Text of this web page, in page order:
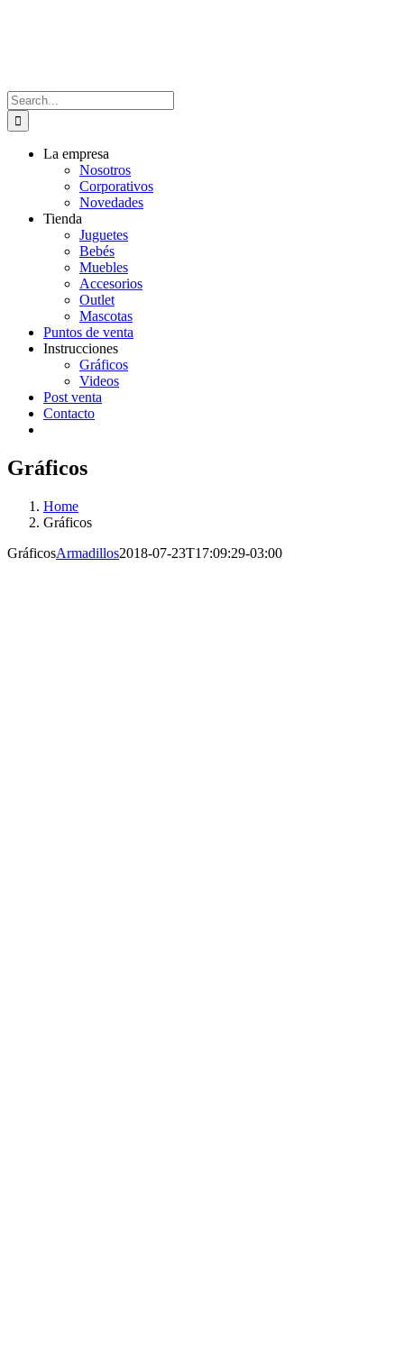
Search
for:
La empresa
Nosotros
Corporativos
Novedades
Tienda
Juguetes
Bebés
Muebles
Accesorios
Outlet
Mascotas
Puntos de venta
Instrucciones
Gráficos
Videos
Post venta
Contacto
Gráficos
Home
Gráficos
GráficosArmadillos2018-07-23T17:09:29-03:00